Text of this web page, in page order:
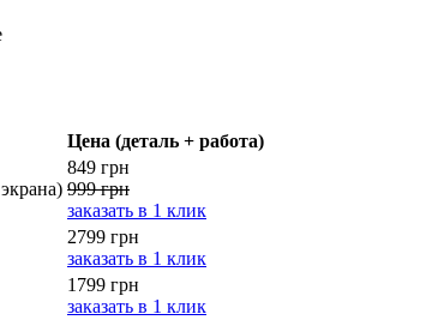
Цена (деталь + работа)
849 грн
999 грн
заказать в 1 клик
2799 грн
заказать в 1 клик
1799 грн
заказать в 1 клик